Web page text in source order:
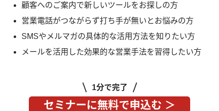
顧客へのご案内で新しいツールをお探しの方
営業電話がつながらず打ち手が無いとお悩みの方
SMSやメルマガの具体的な活用方法を知りたい方
メールを活用した効果的な営業手法を習得したい方
1分で完了
セミナーに無料で申込む ＞